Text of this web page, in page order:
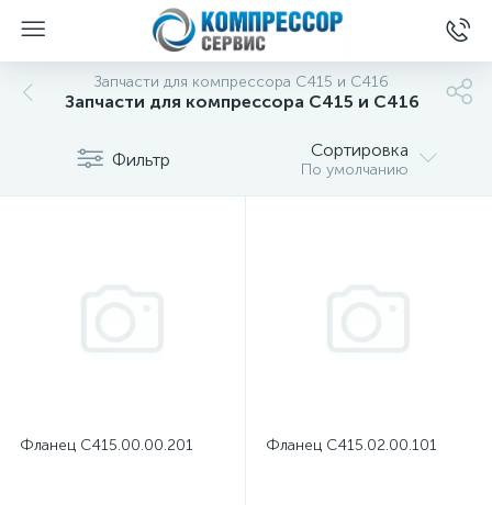
Запчасти для компрессора С415 и С416
Запчасти для компрессора С415 и С416
Фильтр Сортировка
По умолчанию
Фланец С415.00.00.201 Фланец С415.02.00.101